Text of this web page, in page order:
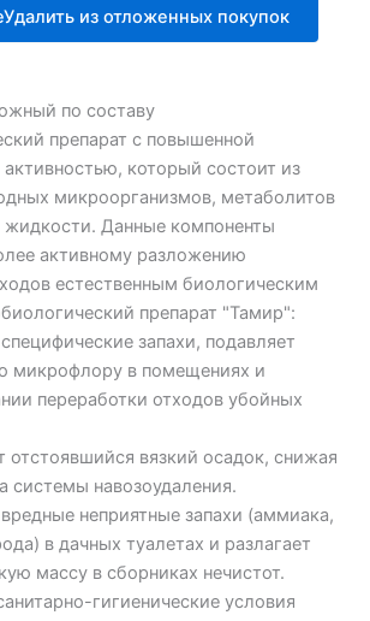
Удалить из отложенных покупок
по составу
препарат с повышенной
который состоит из
микроорганизмов, метаболитов
жидкости. Данные компоненты
активному разложению
естественным биологическим
препарат "Тамир":
запахи, подавляет
микрофлору в помещениях и
переработки отходов убойных
отстоявшийся вязкий осадок, снижая
системы навозоудаления.
неприятные запахи (аммиака,
в дачных туалетах и разлагает
массу в сборниках нечистот.
гигиенические условия